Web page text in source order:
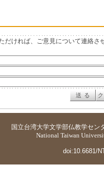
だければ、ご意見について連絡
国立台湾大学文学部仏教学セン
National Taiwan
doi:10.6681/